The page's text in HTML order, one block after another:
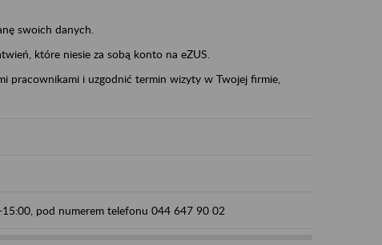
swoich danych.
które niesie za sobą konto na eZUS.
pracownikami i uzgodnić termin wizyty w Twojej firmie,
15:00, pod numerem telefonu 044 647 90 02